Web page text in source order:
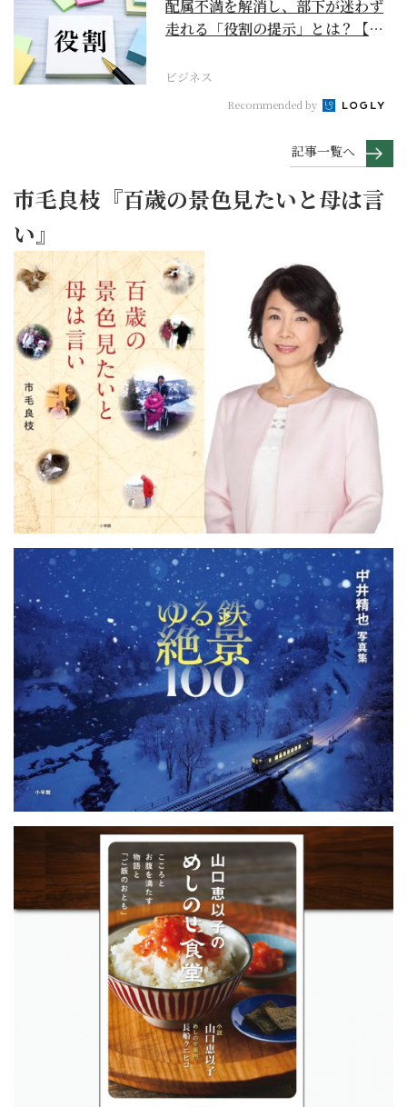
配属不満を解消し、部下が迷わず
走れる「役割の提示」とは？【ビ
ビジネス
Recommended by
記事一覧へ
市毛良枝『百歳の景色見たいと母は言
い』